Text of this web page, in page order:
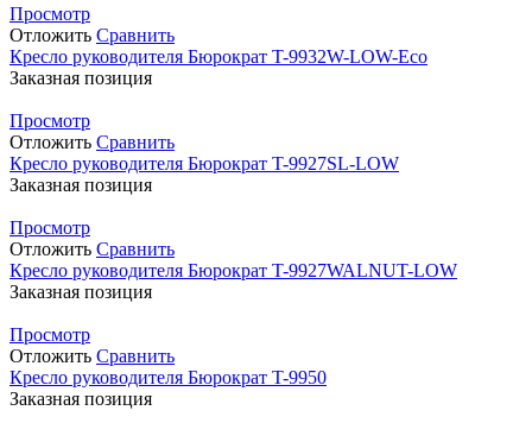
Просмотр
Отложить Сравнить
Кресло руководителя Бюрократ T-9932W-LOW-Eco
Заказная позиция
Просмотр
Отложить Сравнить
Кресло руководителя Бюрократ T-9927SL-LOW
Заказная позиция
Просмотр
Отложить Сравнить
Кресло руководителя Бюрократ T-9927WALNUT-LOW
Заказная позиция
Просмотр
Отложить Сравнить
Кресло руководителя Бюрократ T-9950
Заказная позиция